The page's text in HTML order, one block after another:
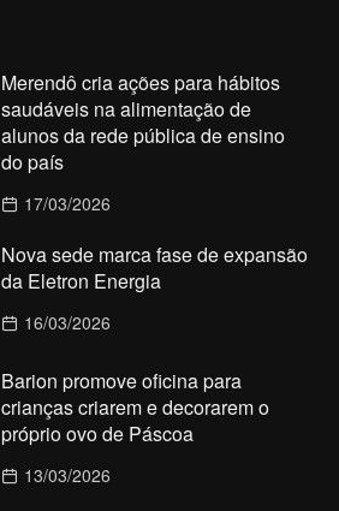
Merendô cria ações para hábitos
saudáveis na alimentação de
alunos da rede pública de ensino
do país
17/03/2026
Nova sede marca fase de expansão
da Eletron Energia
16/03/2026
Barion promove oficina para
crianças criarem e decorarem o
próprio ovo de Páscoa
13/03/2026